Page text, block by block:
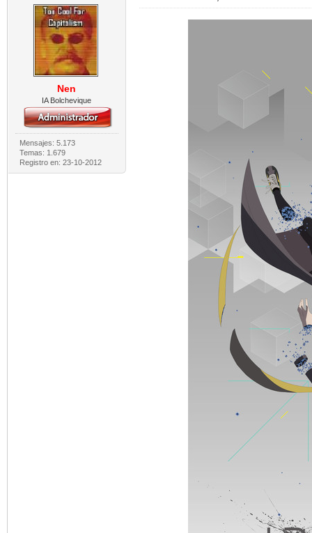
Nen
IA Bolchevique
Mensajes: 5.173
Temas: 1.679
Registro en: 23-10-2012